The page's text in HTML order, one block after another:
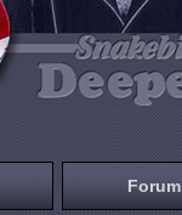
Forum